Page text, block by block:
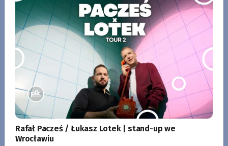
Rafał Pacześ / Łukasz Lotek | stand-up we
Wrocławiu